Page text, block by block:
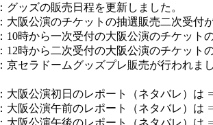
：グッズの販売日程を更新しました。
：大阪公演のチケットの抽選販売二次受付
：10時から一次受付の大阪公演のチケット
：12時から二次受付の大阪公演のチケット
：京セラドームグッズプレ販売が行われま
：大阪公演初日のレポート（ネタバレ）
：大阪公演午前のレポート（ネタバレ）
：大阪公演午後のレポート（ネタバレ）